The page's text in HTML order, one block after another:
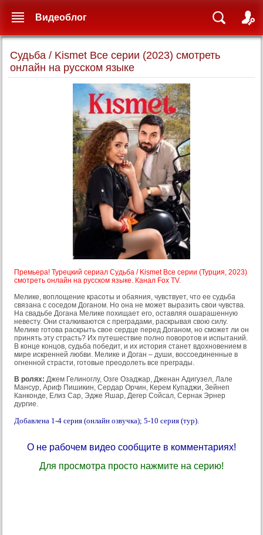
Судьба / Kismet Все серии (2023) смотреть
онлайн на русском языке
Премьера! Турецкий сериал Судьба / Kismet Все серии (Турция, 2023)
смотреть онлайн на русском языке. Канал Fox TV.
Мелике, воплощение красоты и обаяния, чувствует, что ее судьба
связана с соседом Доганом. Но она не может выразить свои чувства.
На свадьбе Догана Мелике похищает его, оставляя ошарашенную
невесту. Они сталкиваются с преградами, раскрывая свою силу.
Мелике готова раскрыть свое сердце перед Доганом, но сможет ли он
принять эту страсть? Их путешествие полно поворотов и испытаний.
В конце концов, судьба победит, и их история станет вдохновением в
мире искренней любви. Мелике и Доган – души, воссоединенные в
огненной страсти, готовые преодолеть все преграды.
В ролях: Джем Гелиноглу, Озге Озаджар, Дженан Адигузел, Лале
Мансур, Ариф Пишикин, Сердар Орчин, Керем Купаджи, Зейнеп
Канконде, Елиз Сар, Эдже Яшар, Дегер Сойсал, Сернак Эрнер
дургие.
Добавлена 1-4 серия (онлайн озвучка); 5-10 серия (тур).
О не рабочем видео сообщите в комментариях!
Для просмотра просто нажмите на серию!
Видеоблог